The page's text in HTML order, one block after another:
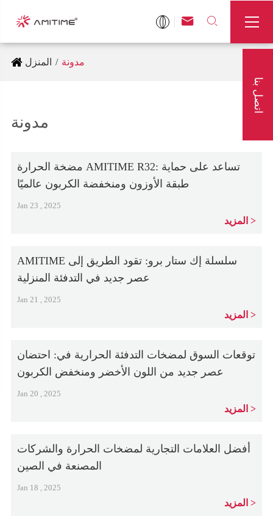
 

المنزل مدونة
مدونة
مضخة الحرارة AMITIME R32: تساعد على حماية
طبقة الأوزون ومنخفضة الكربون عالميًا
Jan 23 , 2025
المزيد
AMITIME سلسلة إك ستار برو: تقود الطريق إلى
عصر جديد في التدفئة المنزلية
Jan 21 , 2025
المزيد
توقعات السوق لمضخات التدفئة الحرارية في: احتضان
عصر جديد من اللون الأخضر ومنخفض الكربون
Jan 20 , 2025
المزيد
أفضل العلامات التجارية لمضخات الحرارة والشركات
المصنعة في الصين
Jan 18 , 2025
المزيد
اتصل بنا